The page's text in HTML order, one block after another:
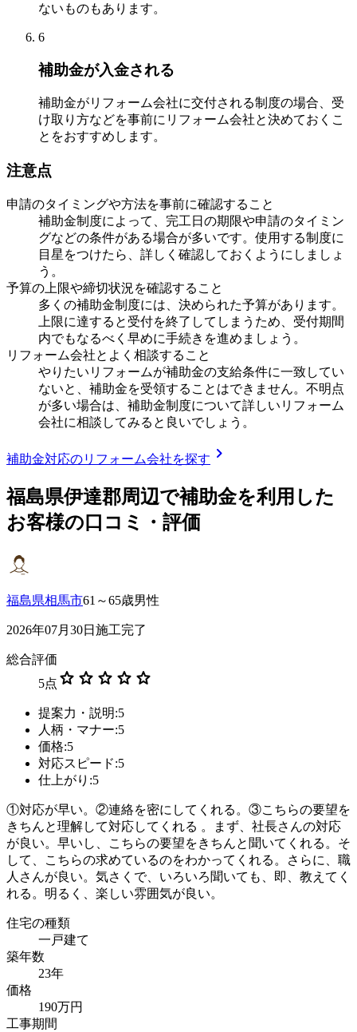
ないものもあります。
6
補助金が入金される
補助金がリフォーム会社に交付される制度の場合、受
け取り方などを事前にリフォーム会社と決めておくこ
とをおすすめします。
注意点
申請のタイミングや方法を事前に確認すること
補助金制度によって、完工日の期限や申請のタイミン
グなどの条件がある場合が多いです。使用する制度に
目星をつけたら、詳しく確認しておくようにしましょ
う。
予算の上限や締切状況を確認すること
多くの補助金制度には、決められた予算があります。
上限に達すると受付を終了してしまうため、受付期間
内でもなるべく早めに手続きを進めましょう。
リフォーム会社とよく相談すること
やりたいリフォームが補助金の支給条件に一致してい
ないと、補助金を受領することはできません。不明点
が多い場合は、補助金制度について詳しいリフォーム
会社に相談してみると良いでしょう。
補助金対応のリフォーム会社を探す chevron_right
福島県伊達郡周辺で補助金を利用した
お客様の口コミ・評価
福島県相馬市61～65歳男性
2026年07月30日施工完了
総合評価
5点 star star star star star
提案力・説明:5
人柄・マナー:5
価格:5
対応スピード:5
仕上がり:5
①対応が早い。②連絡を密にしてくれる。③こちらの要望を
きちんと理解して対応してくれる 。まず、社長さんの対応
が良い。早いし、こちらの要望をきちんと聞いてくれる。そ
して、こちらの求めているのをわかってくれる。さらに、職
人さんが良い。気さくで、いろいろ聞いても、即、教えてく
れる。明るく、楽しい雰囲気が良い。
住宅の種類
一戸建て
築年数
23年
価格
190万円
工事期間